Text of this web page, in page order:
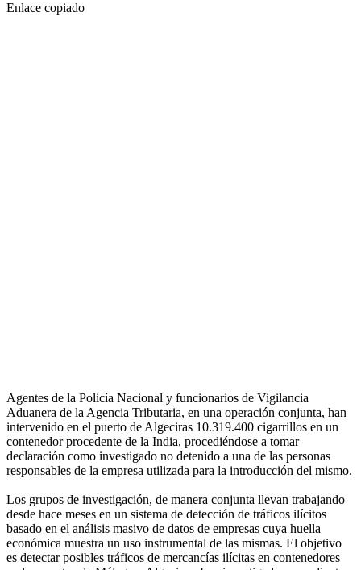
Enlace copiado
Agentes de la Policía Nacional y funcionarios de Vigilancia
Aduanera de la Agencia Tributaria, en una operación conjunta, han
intervenido en el puerto de Algeciras 10.319.400 cigarrillos en un
contenedor procedente de la India, procediéndose a tomar
declaración como investigado no detenido a una de las personas
responsables de la empresa utilizada para la introducción del mismo.
Los grupos de investigación, de manera conjunta llevan trabajando
desde hace meses en un sistema de detección de tráficos ilícitos
basado en el análisis masivo de datos de empresas cuya huella
económica muestra un uso instrumental de las mismas. El objetivo
es detectar posibles tráficos de mercancías ilícitas en contenedores